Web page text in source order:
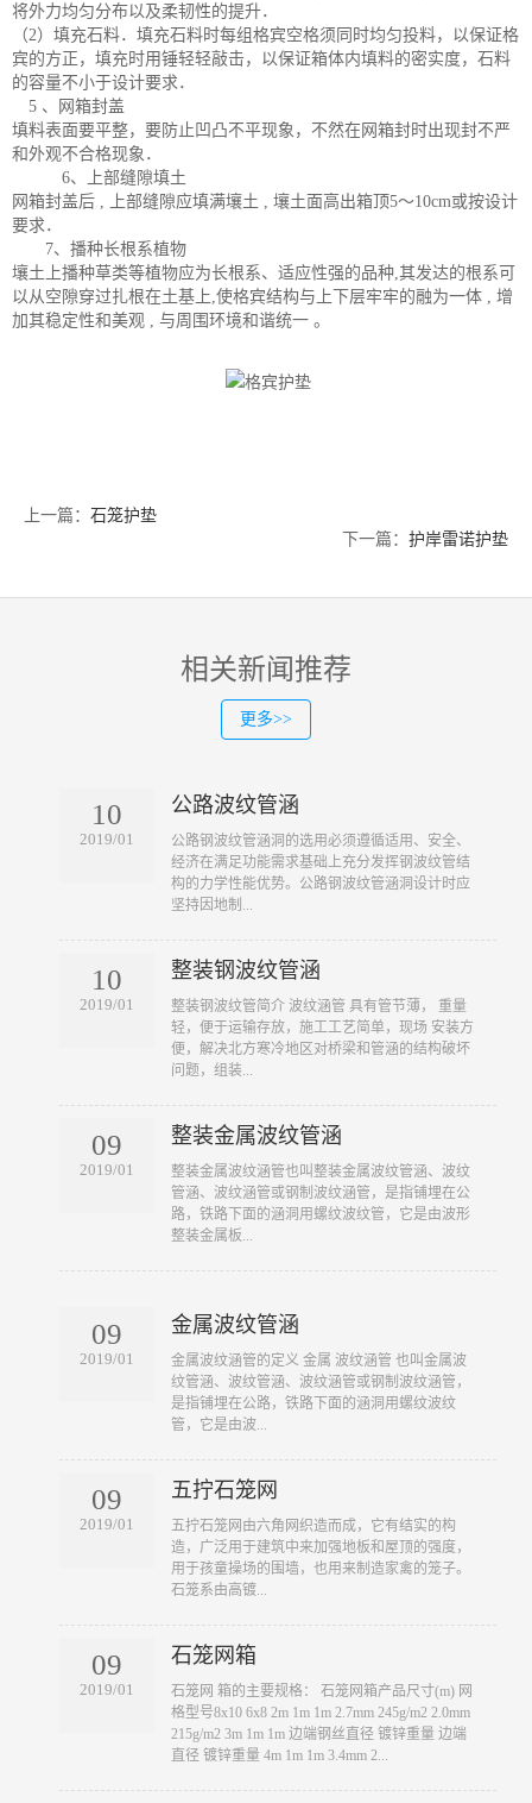
将外力均匀分布以及柔韧性的提升．
（2）填充石料．填充石料时每组格宾空格须同时均匀投料，以保证格
宾的方正，填充时用锤轻轻敲击，以保证箱体内填料的密实度，石料
的容量不小于设计要求．
5 、网箱封盖
填料表面要平整，要防止凹凸不平现象，不然在网箱封时出现封不严
和外观不合格现象．
6、上部缝隙填土
网箱封盖后 , 上部缝隙应填满壤土 , 壤土面高出箱顶5～10cm或按设计
要求．
7、播种长根系植物
壤土上播种草类等植物应为长根系、适应性强的品种,其发达的根系可
以从空隙穿过扎根在土基上,使格宾结构与上下层牢牢的融为一体 , 增
加其稳定性和美观 , 与周围环境和谐统一 。
上一篇： 石笼护垫
下一篇： 护岸雷诺护垫
相关新闻推荐
更多>>
10
2019/01
公路波纹管涵
​公路钢波纹管涵洞的选用必须遵循适用、安全、
经济在满足功能需求基础上充分发挥钢波纹管结
构的力学性能优势。公路钢波纹管涵洞设计时应
坚持因地制...
10
2019/01
整装钢波纹管涵
​整装钢波纹管简介 波纹涵管 具有管节薄， 重量
轻，便于运输存放，施工工艺简单，现场 安装方
便，解决北方寒冷地区对桥梁和管涵的结构破坏
问题，组装...
09
2019/01
整装金属波纹管涵
​整装金属波纹涵管也叫整装金属波纹管涵、波纹
管涵、波纹涵管或钢制波纹涵管，是指铺埋在公
路，铁路下面的涵洞用螺纹波纹管，它是由波形
整装金属板...
09
2019/01
金属波纹管涵
​金属波纹涵管的定义 金属 波纹涵管 也叫金属波
纹管涵、波纹管涵、波纹涵管或钢制波纹涵管，
是指铺埋在公路，铁路下面的涵洞用螺纹波纹
管，它是由波...
09
2019/01
五拧石笼网
​五拧石笼网由六角网织造而成，它有结实的构
造，广泛用于建筑中来加强地板和屋顶的强度，
用于孩童操场的围墙，也用来制造家禽的笼子。
石笼系由高镀...
09
2019/01
石笼网箱
​石笼网 箱的主要规格： 石笼网箱产品尺寸(m) 网
格型号8x10 6x8 2m 1m 1m 2.7mm 245g/m2 2.0mm
215g/m2 3m 1m 1m 边端钢丝直径 镀锌重量 边端
直径 镀锌重量 4m 1m 1m 3.4mm 2...